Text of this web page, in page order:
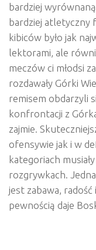
bardziej
bardziej atletyczny
kibiców było jak
lektorami, ale
meczów ci młodsi
rozdawały Górki
remisem obdarzyli
konfrontacji z
zajmie.
ofensywie jak i w
kategoriach
rozgrywkach.
jest zabawa,
pewnością daje